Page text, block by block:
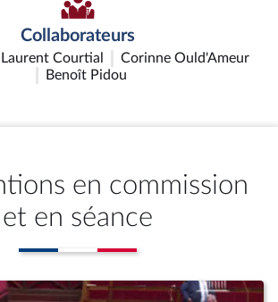
Collaborateurs
Laurent Courtial
Corinne Ould'Ameur
Benoît Pidou
en commission
et en séance